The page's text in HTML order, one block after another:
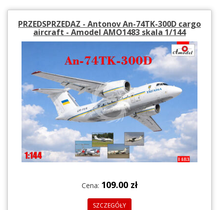
PRZEDSPRZEDAZ - Antonov An-74TK-300D cargo
aircraft - Amodel AMO1483 skala 1/144
Cena: 109.00 zł
SZCZEGÓŁY